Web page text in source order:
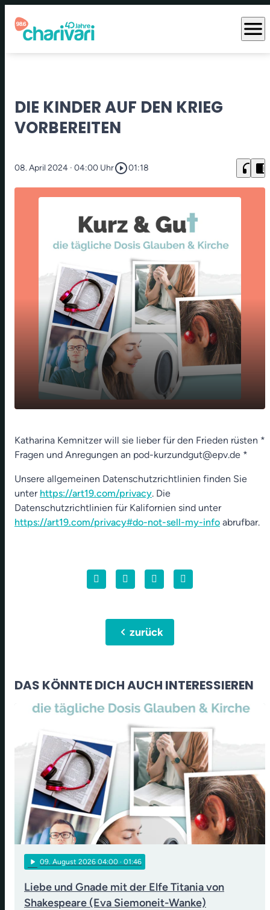
menu
DIE KINDER AUF DEN KRIEG
VORBEREITEN
08. April 2024 · 04:00 Uhrplay_circle_outline01:18 headphones chrome_reader_mode
play_arrow
00:00 01:18
Katharina Kemnitzer will sie lieber für den Frieden rüsten *
Fragen und Anregungen an pod-kurzundgut@epv.de *
Unsere allgemeinen Datenschutzrichtlinien finden Sie
unter https://art19.com/privacy. Die
Datenschutzrichtlinien für Kalifornien sind unter
https://art19.com/privacy#do-not-sell-my-info abrufbar.
chevron_leftzurück
DAS KÖNNTE DICH AUCH INTERESSIEREN
play_arrow 09. August 2026 04:00 · 01:46
Liebe und Gnade mit der Elfe Titania von
Shakespeare (Eva Siemoneit-Wanke)